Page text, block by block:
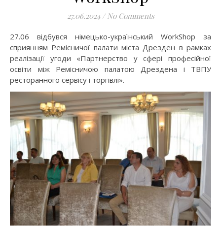
27.06.2024 / No Comments
27.06 відбувся німецько-український WorkShop за
сприянням Ремісничої палати міста Дрезден в рамках
реалізації угоди «Партнерство у сфері професійної
освіти між Ремісничою палатою Дрездена і ТВПУ
ресторанного сервісу і торгівлі».